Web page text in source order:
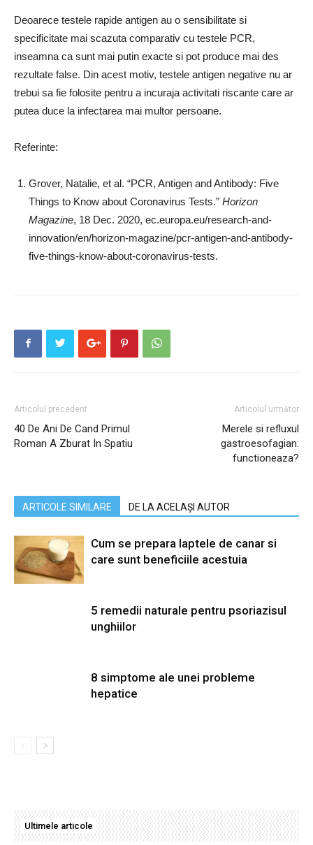
Deoarece testele rapide antigen au o sensibilitate si
specificitate mai scazuta comparativ cu testele PCR,
inseamna ca sunt mai putin exacte si pot produce mai des
rezultate false. Din acest motiv, testele antigen negative nu ar
trebui sa fie folosite pentru a incuraja activitati riscante care ar
putea duce la infectarea mai multor persoane.
Referinte:
Grover, Natalie, et al. “PCR, Antigen and Antibody: Five
Things to Know about Coronavirus Tests.” Horizon
Magazine, 18 Dec. 2020, ec.europa.eu/research-and-
innovation/en/horizon-magazine/pcr-antigen-and-antibody-
five-things-know-about-coronavirus-tests.
Articolul precedent
40 De Ani De Cand Primul
Roman A Zburat In Spatiu
Articolul următor
Merele si refluxul
gastroesofagian:
functioneaza?
ARTICOLE SIMILARE DE LA ACELAȘI AUTOR
Cum se prepara laptele de canar si
care sunt beneficiile acestuia
5 remedii naturale pentru psoriazisul
unghiilor
8 simptome ale unei probleme
hepatice
Ultimele articole